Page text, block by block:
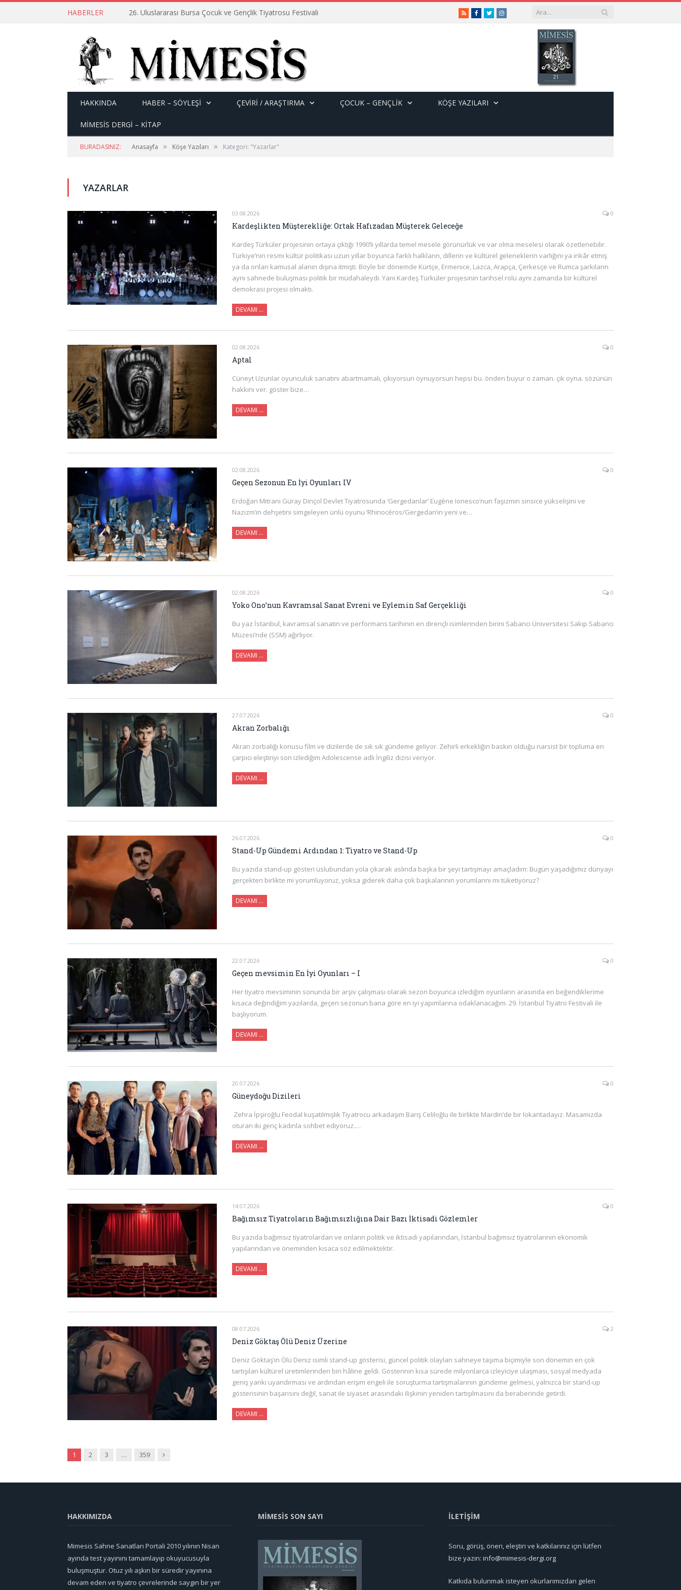
HABERLER 26. Uluslararası Bursa Çocuk ve Gençlik Tiyatrosu Festivali RSSFacebook
TwitterInstagram
HAKKINDA HABER – SÖYLEŞI ÇEVİRİ / ARAŞTIRMA ÇOCUK – GENÇLIK KÖŞE YAZILARI
MİMESİS DERGİ – KİTAP
BURADASINIZ: Anasayfa » Köşe Yazıları » Kategori: "Yazarlar"
YAZARLAR
03.08.2026 0
Kardeşlikten Müşterekliğe: Ortak Hafızadan Müşterek Geleceğe
Kardeş Türküler projesinin ortaya çıktığı 1990’lı yıllarda temel mesele görünürlük ve var olma meselesi olarak özetlenebilir.
Türkiye’nin resmi kültür politikası uzun yıllar boyunca farklı halkların, dillerin ve kültürel geleneklerin varlığını ya inkâr etmiş
ya da onları kamusal alanın dışına itmişti. Böyle bir dönemde Kürtçe, Ermenice, Lazca, Arapça, Çerkesçe ve Rumca şarkıların
aynı sahnede buluşması politik bir müdahaleydi. Yani Kardeş Türküler projesinin tarihsel rolü aynı zamanda bir kültürel
demokrasi projesi olmaktı.
DEVAMI ...
02.08.2026 0
Aptal
Cüneyt Uzunlar oyunculuk sanatını abartmamalı, çıkıyorsun oynuyorsun hepsi bu. önden buyur o zaman. çık oyna. sözünün
hakkını ver. göster bize…
DEVAMI …
02.08.2026 0
Geçen Sezonun En İyi Oyunları IV
Erdoğan Mitrani Güray Dinçol Devlet Tiyatrosunda ‘Gergedanlar’ Eugène Ionesco’nun faşizmin sinsice yükselişini ve
Nazizm’in dehşetini simgeleyen ünlü oyunu ‘Rhinocéros/Gergedan’ın yeni ve…
DEVAMI …
02.08.2026 0
Yoko Ono’nun Kavramsal Sanat Evreni ve Eylemin Saf Gerçekliği
Bu yaz İstanbul, kavramsal sanatın ve performans tarihinin en dirençli isimlerinden birini Sabancı Üniversitesi Sakıp Sabancı
Müzesi’nde (SSM) ağırlıyor.
DEVAMI ...
27.07.2026 0
Akran Zorbalığı
Akran zorbalığı konusu film ve dizilerde de sık sık gündeme geliyor. Zehirli erkekliğin baskın olduğu narsist bir topluma en
çarpıcı eleştiriyi son izlediğim Adolescense adlı İngiliz dizisi veriyor.
DEVAMI ...
26.07.2026 0
Stand-Up Gündemi Ardından 1: Tiyatro ve Stand-Up
Bu yazıda stand-up gösteri üslubundan yola çıkarak aslında başka bir şeyi tartışmayı amaçladım: Bugün yaşadığımız dünyayı
gerçekten birlikte mi yorumluyoruz, yoksa giderek daha çok başkalarının yorumlarını mı tüketiyoruz?
DEVAMI ...
22.07.2026 0
Geçen mevsimin En İyi Oyunları – I
Her tiyatro mevsiminin sonunda bir arşiv çalışması olarak sezon boyunca izlediğim oyunların arasında en beğendiklerime
kısaca değindiğim yazılarda, geçen sezonun bana göre en iyi yapımlarına odaklanacağım. 29. İstanbul Tiyatro Festivali ile
başlıyorum.
DEVAMI ...
20.07.2026 0
Güneydoğu Dizileri
Zehra İpşiroğlu Feodal kuşatılmışlık Tiyatrocu arkadaşım Barış Celiloğlu ile birlikte Mardin’de bir lokantadayız. Masamızda
oturan iki genç kadınla sohbet ediyoruz.…
DEVAMI …
14.07.2026 0
Bağımsız Tiyatroların Bağımsızlığına Dair Bazı İktisadi Gözlemler
Bu yazıda bağımsız tiyatrolardan ve onların politik ve iktisadi yapılarından, İstanbul bağımsız tiyatrolarının ekonomik
yapılarından ve öneminden kısaca söz edilmektektir.
DEVAMI ...
08.07.2026 2
Deniz Göktaş Ölü Deniz Üzerine
Deniz Göktaş’ın Ölü Deniz isimli stand-up gösterisi, güncel politik olayları sahneye taşıma biçimiyle son dönemin en çok
tartışılan kültürel üretimlerinden biri hâline geldi. Gösterinin kısa sürede milyonlarca izleyiciye ulaşması, sosyal medyada
geniş yankı uyandırması ve ardından erişim engeli ile soruşturma tartışmalarının gündeme gelmesi, yalnızca bir stand-up
gösterisinin başarısını değil, sanat ile siyaset arasındaki ilişkinin yeniden tartışılmasını da beraberinde getirdi.
DEVAMI ...
1 2 3 … 359 Sonraki
HAKKIMIZDA
Mimesis Sahne Sanatları Portali 2010 yılının Nisan
ayında test yayınını tamamlayıp okuyucusuyla
buluşmuştur. Otuz yılı aşkın bir süredir yayınına
devam eden ve tiyatro çevrelerinde saygın bir yer
MİMESİS SON SAYI İLETİŞİM
Soru, görüş, öneri, eleştiri ve katkılarınız için lütfen
bize yazın: info@mimesis-dergi.org
Katkıda bulunmak isteyen okurlarımızdan gelen